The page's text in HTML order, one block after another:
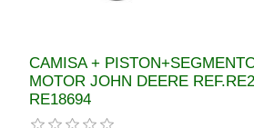
CAMISA +
MOTOR JOHN DEERE
RE18694